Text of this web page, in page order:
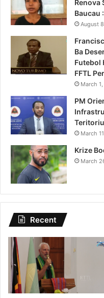
Renova
Baucau
August
Ba
Futebol
FFTL
March
PM
March
Krize
March
Recent